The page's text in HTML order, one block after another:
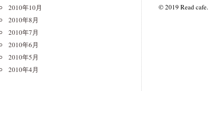
2010年10月
2010年8月
2010年7月
2010年6月
2010年5月
2010年4月
© 2019 Read cafe.